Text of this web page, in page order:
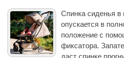
Спинка сиденья в
опускается в
положение с
фиксатора.